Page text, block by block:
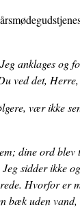
anklages og
ved det,
vær ikke
dine ord
sidder ikke
Hvorfor er
bæk uden